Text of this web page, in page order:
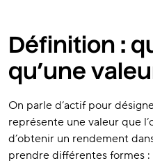
Définition :
qu’une
On parle d’actif pour
représente une valeur que
d’obtenir un rendement
prendre différentes formes